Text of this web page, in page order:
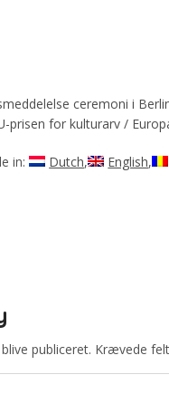
ceremoni i
prisen for kulturarv /
in: Dutch English
publiceret. Krævede